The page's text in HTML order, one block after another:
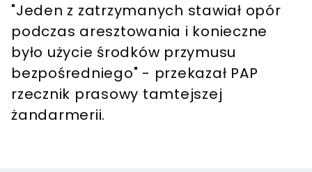
"Jeden z zatrzymanych stawiał opór
podczas aresztowania i konieczne
było użycie środków przymusu
bezpośredniego" - przekazał PAP
rzecznik prasowy tamtejszej
żandarmerii.